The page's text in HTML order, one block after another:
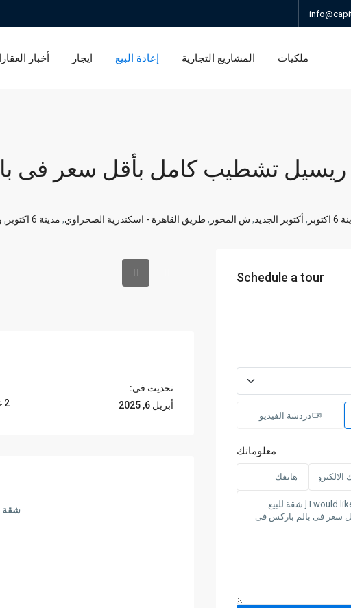
ملكيات المشاريع التجارية إعادة البيع ايجار أخبار
ريسيل تشطيب كامل بأقل سعر فى
, أكتوبر الجديد, ش المحور ,طريق القاهرة - اسكندرية الصحراوي, مدينة 6 اكتوبر ,
تحديث في:
أبريل 6, 2025
2 غرف نوم
شقة
Schedule a tour
دردشة الفيديو
معلوماتك